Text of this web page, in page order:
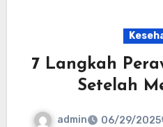
7 Langkah
Setelah
admin 06/29/2025